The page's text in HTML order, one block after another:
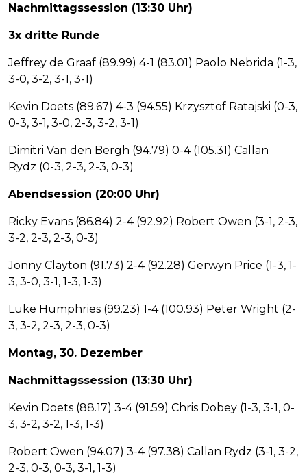
Nachmittagssession (13:30 Uhr)
3x dritte Runde
Jeffrey de Graaf (89.99) 4-1 (83.01) Paolo Nebrida (1-3,
3-0, 3-2, 3-1, 3-1)
Kevin Doets (89.67) 4-3 (94.55) Krzysztof Ratajski (0-3,
0-3, 3-1, 3-0, 2-3, 3-2, 3-1)
Dimitri Van den Bergh (94.79) 0-4 (105.31) Callan
Rydz (0-3, 2-3, 2-3, 0-3)
Abendsession (20:00 Uhr)
Ricky Evans (86.84) 2-4 (92.92) Robert Owen (3-1, 2-3,
3-2, 2-3, 2-3, 0-3)
Jonny Clayton (91.73) 2-4 (92.28) Gerwyn Price (1-3, 1-
3, 3-0, 3-1, 1-3, 1-3)
Luke Humphries (99.23) 1-4 (100.93) Peter Wright (2-
3, 3-2, 2-3, 2-3, 0-3)
Montag, 30. Dezember
Nachmittagssession (13:30 Uhr)
Kevin Doets (88.17) 3-4 (91.59) Chris Dobey (1-3, 3-1, 0-
3, 3-2, 3-2, 1-3, 1-3)
Robert Owen (94.07) 3-4 (97.38) Callan Rydz (3-1, 3-2,
2-3, 0-3, 0-3, 3-1, 1-3)